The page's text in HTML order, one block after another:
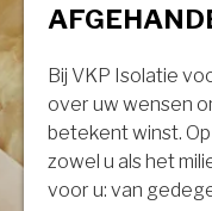
Bij VKP Isolatie
over uw wensen
betekent winst.
zowel u als het
voor u: van